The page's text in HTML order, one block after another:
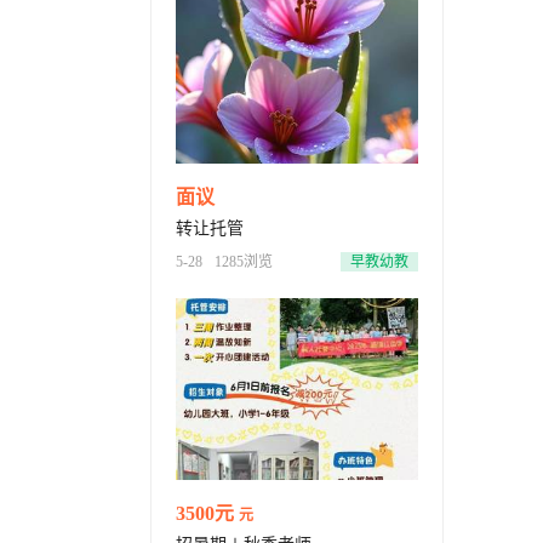
面议
转让托管
5-28 1285浏览 早教幼教
3500元 元